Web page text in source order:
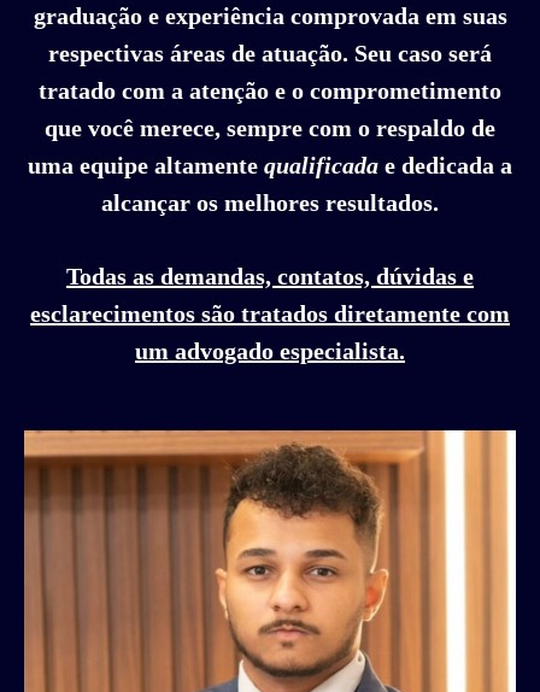
graduação e experiência comprovada em suas
respectivas áreas de atuação. Seu caso será
tratado com a atenção e o comprometimento
que você merece, sempre com o respaldo de
uma equipe altamente qualificada e dedicada a
alcançar os melhores resultados.
Todas as demandas, contatos, dúvidas e
esclarecimentos são tratados diretamente com
um advogado especialista.